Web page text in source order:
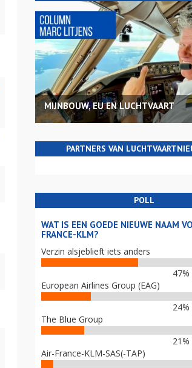
MIJNBOUW, EU EN LUCHTVAART
PARTNERS VAN
POLL
WAT IS EEN GOEDE NIEUWE NAAM
FRANCE-KLM?
Verzin alsjeblieft iets anders
European Airlines Group (EAG)
The Blue Group
Air-France-KLM-SAS(-TAP)